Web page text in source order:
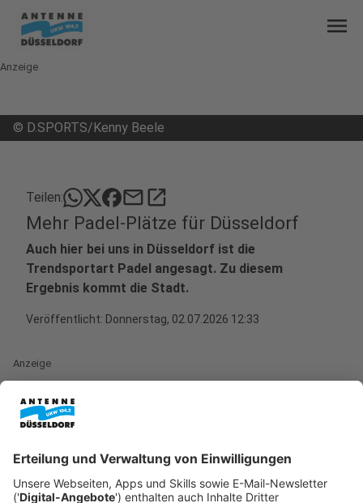
menu
Anzeige
© D.SPORTS/Kenny Beele
Teilen: mailopen_in_new
Mehr Padel-Plätze für Düsseldorf
Auch hier bei uns in Düsseldorf ist die
Trendsportart Padel angesagt. Zu diesem
Ergebnis kommt die Stadt.
Veröffentlicht: Donnerstag, 02.07.2026 12:33
Anzeige
Sie spricht von einer steigenden Nachfrage. Im
Zahlen vor.
Anzeige